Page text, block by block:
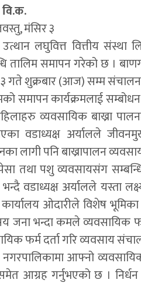
मंसिर ३
उत्थान लघुवित्त वित्तीय
तालिम समापन गरेको छ ।
गते शुक्रबार (आज) सम्म संचालन
समापन कार्यक्रमलाई
व्यवसायिक बाख्रा
वडाध्यक्ष अर्यालले
लागी पनि बाख्रापालन
तथा पशु व्यवसायसंग
वडाध्यक्ष अर्यालले यस्ता
ओदारीले विशेष भूमिका
जना भन्दा कमले व्यवसायिक
फर्म दर्ता गरि व्यवसाय
आफ्नो
आग्रह गर्नुभएको छ । निर्धन